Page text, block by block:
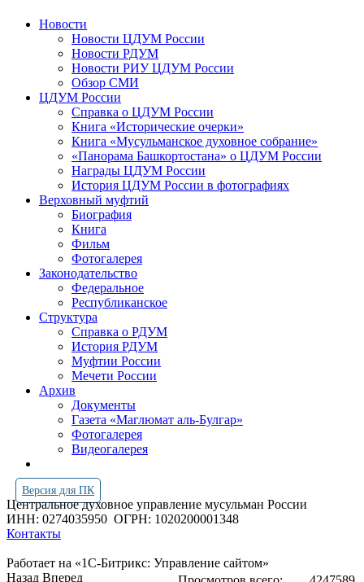
Новости
Новости ЦДУМ России
Новости РДУМ
Новости РИУ ЦДУМ России
Обзор СМИ
ЦДУМ России
Справка о ЦДУМ России
Книга «Исторические очерки»
Книга «Мусульманское духовное собрание»
«Панорама Башкортостана» о ЦДУМ России
Награды ЦДУМ России
История ЦДУМ России в фотографиях
Верховный муфтий
Биография
Книга
Фильм
Фотогалерея
Законодательство
Федеральное
Республиканское
Структура
Справка о РДУМ
История РДУМ
Муфтии России
Мечети России
Архив
Документы
Газета «Маглюмат аль-Булгар»
Фотогалерея
Видеогалерея
Версия для ПК
Центральное духовное управление мусульман России
ИНН: 0274035950 ОГРН: 1020200001348
Контакты
Работает на «1С-Битрикс: Управление сайтом»
Назад Вперед